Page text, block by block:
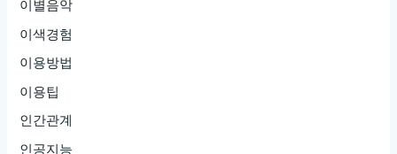
이별음악
이색경험
이용방법
이용팁
인간관계
인공지능